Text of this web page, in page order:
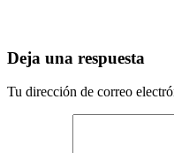
Deja una respuesta
Tu dirección de correo